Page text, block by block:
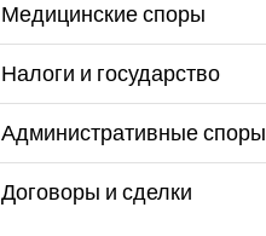
Медицинские споры
Налоги и государство
Административные споры
Договоры и сделки